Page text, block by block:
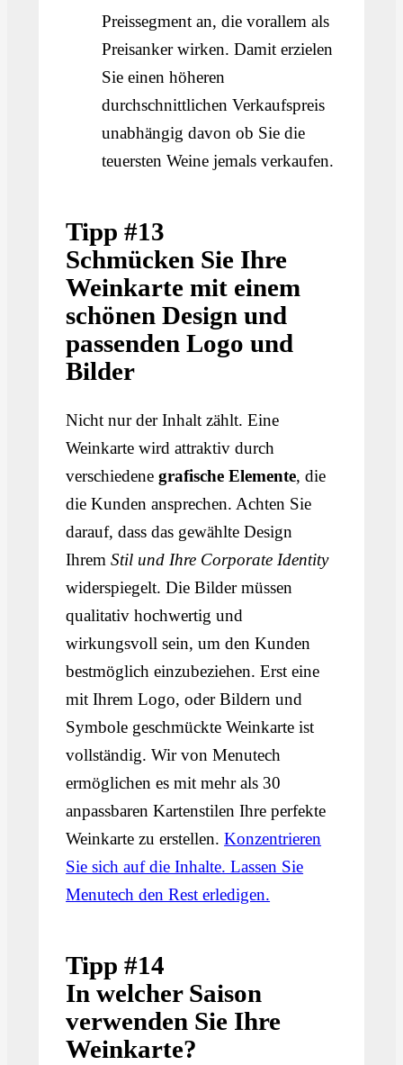
Preissegment an, die vorallem als
Preisanker wirken. Damit erzielen
Sie einen höheren
durchschnittlichen Verkaufspreis
unabhängig davon ob Sie die
teuersten Weine jemals verkaufen.
Tipp #13
Schmücken Sie Ihre
Weinkarte mit einem
schönen Design und
passenden Logo und
Bilder
Nicht nur der Inhalt zählt. Eine
Weinkarte wird attraktiv durch
verschiedenegrafische Elemente, die
die Kunden ansprechen. Achten Sie
darauf, dass das gewählte Design
IhremStil und Ihre Corporate Identity
widerspiegelt. Die Bilder müssen
qualitativ hochwertig und
wirkungsvoll sein, um den Kunden
bestmöglich einzubeziehen. Erst eine
mit Ihrem Logo, oder Bildern und
Symbole geschmückte Weinkarte ist
vollständig. Wir von Menutech
ermöglichen es mit mehr als 30
anpassbaren Kartenstilen Ihre perfekte
Weinkarte zu erstellen.Konzentrieren
Sie sich auf die Inhalte. Lassen Sie
Menutech den Rest erledigen.
Tipp #14
In welcher Saison
verwenden Sie Ihre
Weinkarte?